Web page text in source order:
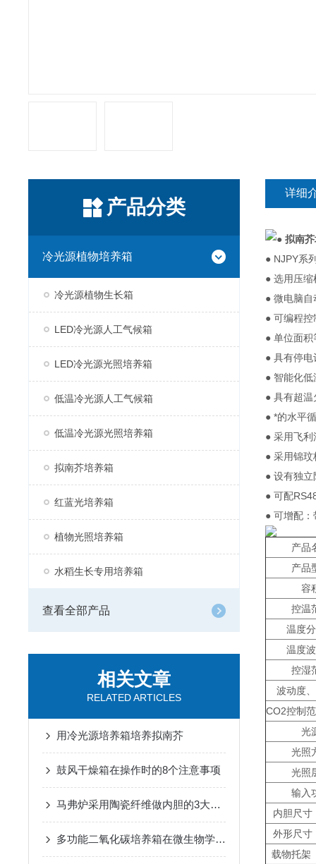
产品分类
冷光源植物培养箱
冷光源植物生长箱
LED冷光源人工气候箱
LED冷光源光照培养箱
低温冷光源人工气候箱
低温冷光源光照培养箱
拟南芥培养箱
红蓝光培养箱
植物光照培养箱
水稻生长专用培养箱
查看全部产品
相关文章
RELATED ARTICLES
用冷光源培养箱培养拟南芥
鼓风干燥箱在操作时的8个注意事项
马弗炉采用陶瓷纤维做内胆的3大好处
多功能二氧化碳培养箱在微生物学研究中的应用
详细
● 拟南
● NJPY系
● 选用压
● 微电脑
● 可编程
● 单位面
● 具有停
● 智能化
● 具有超
● *的水平
● 采用飞
● 采用锦
● 设有独
● 可配
● 可增配
产品
产品
容
控温
温度
温度
控湿
波动度
CO2控制
光
光照
光照
输入
内胆尺寸
外形尺寸
载物托架